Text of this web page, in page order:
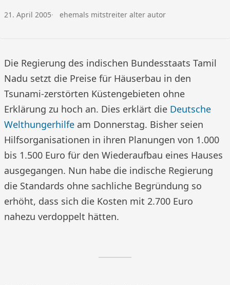
Veröffentlicht am:
21. April 2005 Autor:
ehemals mitstreiter alter autor
Die Regierung des indischen Bundesstaats Tamil
Nadu setzt die Preise für Häuserbau in den
Tsunami-zerstörten Küstengebieten ohne
Erklärung zu hoch an. Dies erklärt die Deutsche
Welthungerhilfe am Donnerstag. Bisher seien
Hilfsorganisationen in ihren Planungen von 1.000
bis 1.500 Euro für den Wiederaufbau eines Hauses
ausgegangen. Nun habe die indische Regierung
die Standards ohne sachliche Begründung so
erhöht, dass sich die Kosten mit 2.700 Euro
nahezu verdoppelt hätten.